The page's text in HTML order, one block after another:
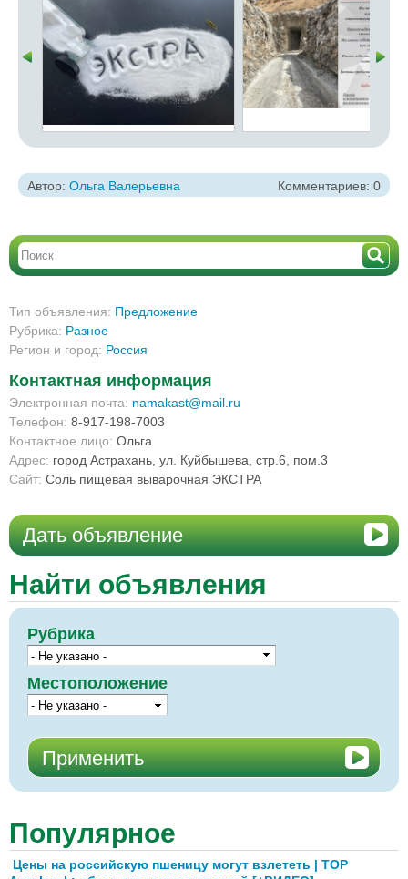
Автор: Ольга Валерьевна Комментариев: 0
Тип объявления: Предложение
Рубрика: Разное
Регион и город: Россия
Контактная информация
Электронная почта: namakast@mail.ru
Телефон: 8-917-198-7003
Контактное лицо: Ольга
Адрес: город Астрахань, ул. Куйбышева, стр.6, пом.3
Сайт: Соль пищевая выварочная ЭКСТРА
Дать объявление
Найти объявления
Рубрика
Местоположение
Популярное
Цены на российскую пшеницу могут взлететь | TOP